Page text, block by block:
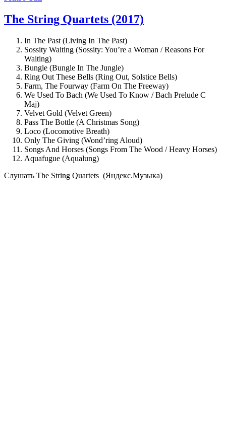
The String Quartets (2017)
In The Past (Living In The Past)
Sossity Waiting (Sossity: You’re a Woman / Reasons For
Waiting)
Bungle (Bungle In The Jungle)
Ring Out These Bells (Ring Out, Solstice Bells)
Farm, The Fourway (Farm On The Freeway)
We Used To Bach (We Used To Know / Bach Prelude C
Maj)
Velvet Gold (Velvet Green)
Pass The Bottle (A Christmas Song)
Loco (Locomotive Breath)
Only The Giving (Wond’ring Aloud)
Songs And Horses (Songs From The Wood / Heavy Horses)
Aquafugue (Aqualung)
Cлушать The String Quartets (Яндекс.Музыка)